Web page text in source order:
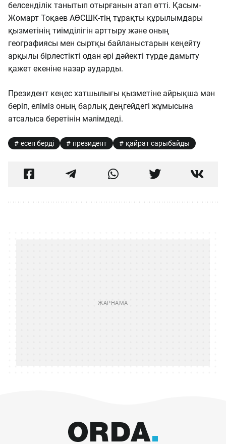
белсенділік танытып отырғанын атап өтті. Қасым-
Жомарт Тоқаев АӨСШК-тің тұрақты құрылымдары
қызметінің тиімділігін арттыру және оның
географиясы мен сыртқы байланыстарын кеңейту
арқылы бірлестікті одан әрі дәйекті түрде дамыту
қажет екеніне назар аударды.
Президент кеңес хатшылығы қызметіне айрықша мән
беріп, еліміз оның барлық деңгейдегі жұмысына
атсалыса беретінін мәлімдеді.
есеп берді президент қайрат сарыбайды